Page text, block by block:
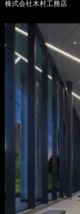
株式会社木村工務店